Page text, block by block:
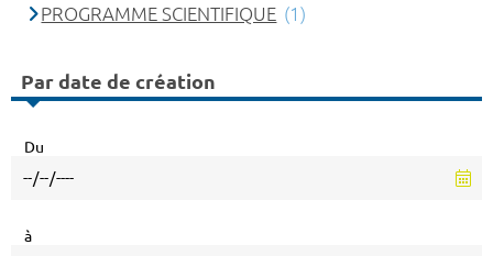
PROGRAMME SCIENTIFIQUE (1)
Par date de création
Du
à